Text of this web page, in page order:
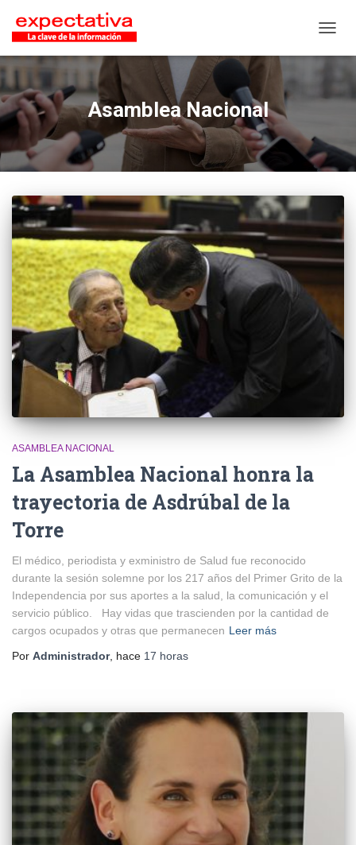
Asamblea Nacional
ASAMBLEA NACIONAL
La Asamblea Nacional honra la
trayectoria de Asdrúbal de la
Torre
El médico, periodista y exministro de Salud fue reconocido
durante la sesión solemne por los 217 años del Primer Grito de la
Independencia por sus aportes a la salud, la comunicación y el
servicio público. Hay vidas que trascienden por la cantidad de
cargos ocupados y otras que permanecen Leer más
Por Administrador, hace 17 horas